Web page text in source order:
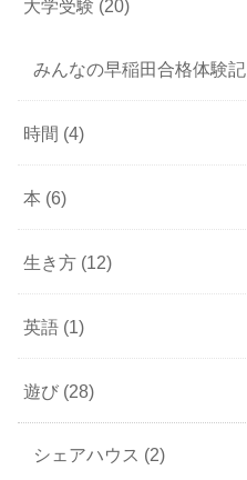
大学受験 (20)
みんなの早稲田合格体験記
時間 (4)
本 (6)
生き方 (12)
英語 (1)
遊び (28)
シェアハウス (2)